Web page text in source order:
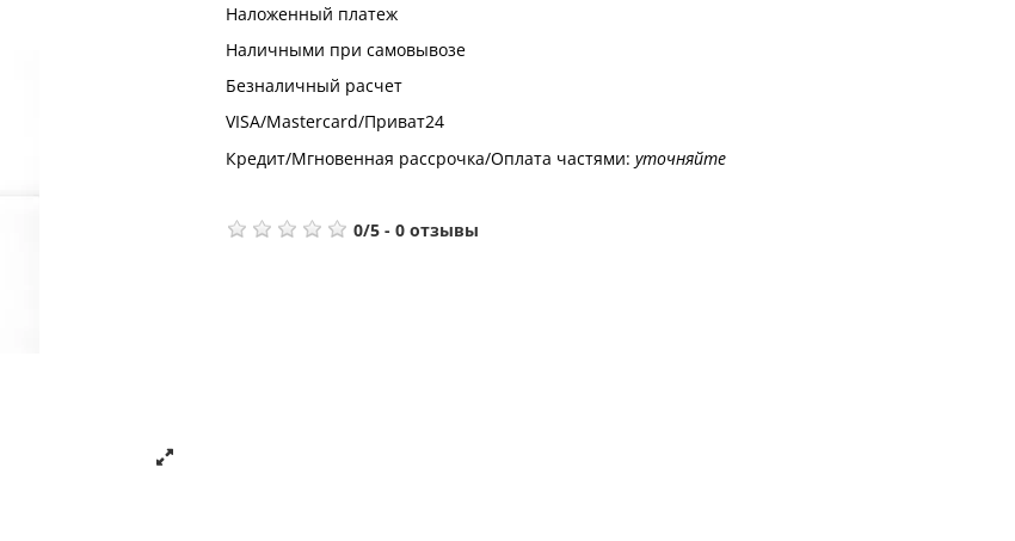
Наложенный платеж
Наличными при самовывозе
Безналичный расчет
VISA/Mastercard/Приват24
Кредит/Мгновенная рассрочка/Оплата частями: уточняйте
0/5- 0 отзывы